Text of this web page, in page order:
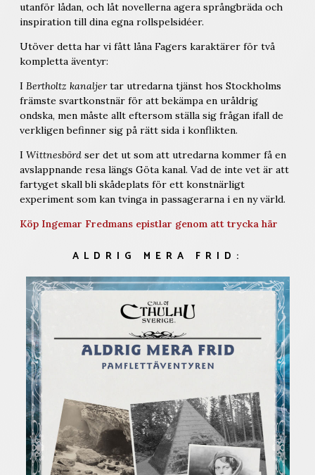
utanför lådan, och låt novellerna agera språngbräda och
inspiration till dina egna rollspelsidéer.
Utöver detta har vi fått låna Fagers karaktärer för två
kompletta äventyr:
I Bertholtz kanaljertar utredarna tjänst hos Stockholms
främste svartkonstnär för att bekämpa en uråldrig
ondska, men måste allt eftersom ställa sig frågan ifall de
verkligen befinner sig på rätt sida i konflikten.
I Wittnesbörd ser det ut som att utredarna kommer få en
avslappnande resa längs Göta kanal. Vad de inte vet är att
fartyget skall bli skådeplats för ett konstnärligt
experiment som kan tvinga in passagerarna i en ny värld.
Köp Ingemar Fredmans epistlar genom att trycka här
ALDRIG MERA FRID: